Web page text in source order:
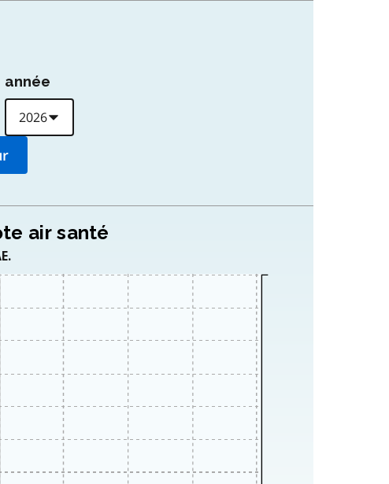
année
air santé